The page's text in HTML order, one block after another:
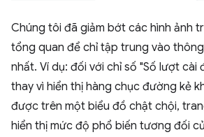
Chúng tôi đã giảm bớt các hình ảnh
tổng quan để chỉ tập trung vào
nhất. Ví dụ: đối với chỉ số "Số lượt cài
thay vì hiển thị hàng chục đường kẻ
được trên một biểu đồ chật chội,
hiển thị mức độ phổ biến tương đối